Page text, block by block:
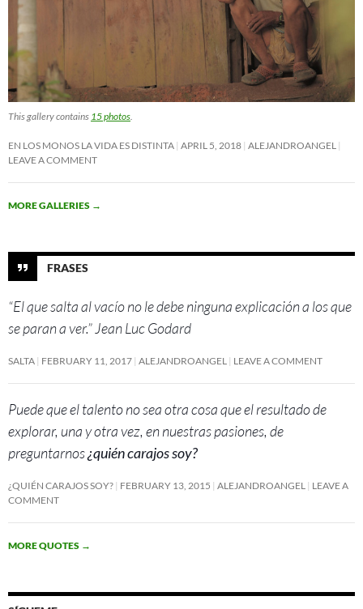
This gallery contains 15 photos
EN LOS MONOS LA VIDA ES DISTINTA APRIL 5, 2018 ALEJANDROANGEL
LEAVE A COMMENT
MORE GALLERIES →
FRASES
“El que salta al vacío no le debe ninguna explicación a los que
se paran a ver.” Jean Luc Godard
SALTA FEBRUARY 11, 2017 ALEJANDROANGEL LEAVE A COMMENT
Puede que el talento no sea otra cosa que el resultado de
explorar, una y otra vez, en nuestras pasiones, de
preguntarnos¿quién carajos soy?
¿QUIÉN CARAJOS SOY? FEBRUARY 13, 2015 ALEJANDROANGEL
LEAVE A
COMMENT
MORE QUOTES →